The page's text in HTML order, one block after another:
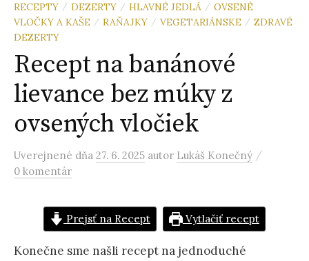
RECEPTY / DEZERTY / HLAVNÉ JEDLÁ / OVSENÉ
VLOČKY A KAŠE
/ RAŇAJKY / VEGETARIÁNSKE / ZDRAVÉ
DEZERTY
Recept na banánové
lievance bez múky z
ovsených vločiek
Uverejnené dňa 27. 6. 2025 autor Lukáš Konečný /
0 komentár
Prejsť na Recept Vytlačiť recept
Konečne sme našli recept na jednoduché